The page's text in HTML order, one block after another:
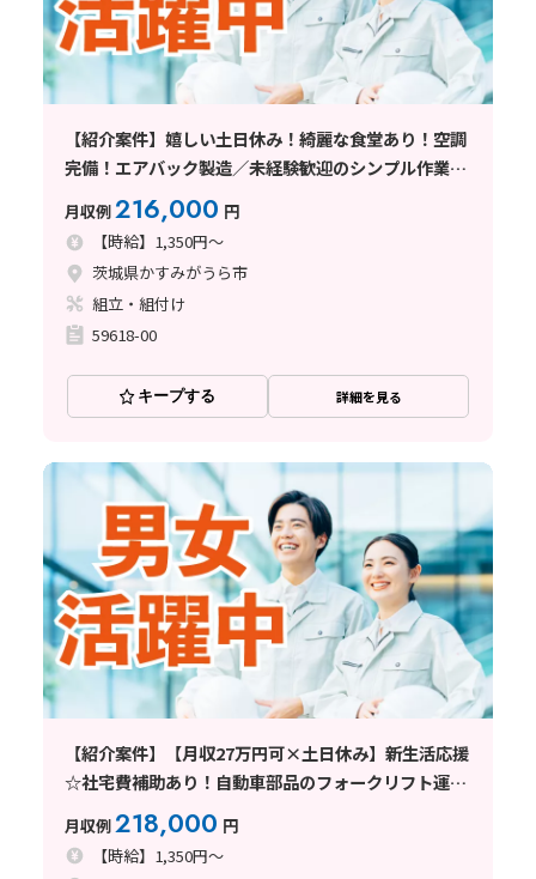
【紹介案件】嬉しい土日休み！綺麗な食堂あり！空調
完備！エアバック製造／未経験歓迎のシンプル作業♪
社宅費補助5万円★
月収例216,000 円
【時給】1,350円～
茨城県かすみがうら市
組立・組付け
59618-00
キープする 詳細を見る
【紹介案件】【月収27万円可×土日休み】新生活応援
☆社宅費補助あり！自動車部品のフォークリフト運搬
月収例218,000 円
【時給】1,350円～